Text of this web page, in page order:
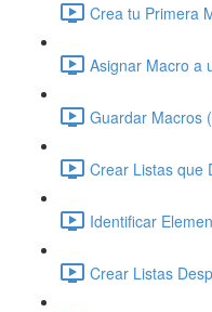
Crea tu Primera
Asignar Macro a
Guardar Macros
Crear Listas que
Identificar
Crear Listas